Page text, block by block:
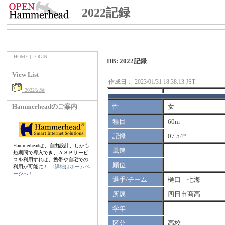
2022記録
HOME |LOGIN
View List
2022記録
Hammerheadのご案内
Hammerheadは、自由設計、しかも
短期間で導入でき、ＡＳＰサービ
スを利用すれば、携帯や自宅での
利用が可能に！ ⇒詳細はホームペ
ージへ！
DB: 2022記録
作成日： 2023/01/31 18:38:13 JST
性
女
種目
60m
記録
07.54*
風速
順位
選手/チーム
樋口 七海
所属
四日市商高
学年
区分
高校